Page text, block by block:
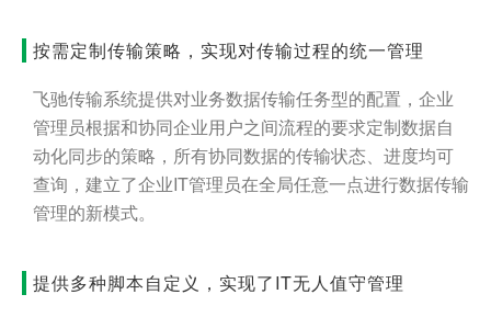
按需定制传输策略，实现对传输过程的统一管理
飞驰传输系统提供对业务数据传输任务型的配置，企业
管理员根据和协同企业用户之间流程的要求定制数据自
动化同步的策略，所有协同数据的传输状态、进度均可
查询，建立了企业IT管理员在全局任意一点进行数据传输
管理的新模式。
提供多种脚本自定义，实现了IT无人值守管理